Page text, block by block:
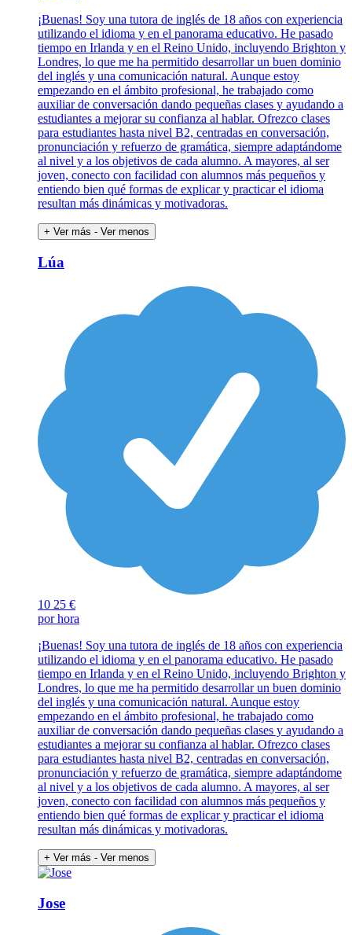
¡Buenas! Soy una tutora de inglés de 18 años con experiencia
utilizando el idioma y en el panorama educativo. He pasado
tiempo en Irlanda y en el Reino Unido, incluyendo Brighton y
Londres, lo que me ha permitido desarrollar un buen dominio
del inglés y una comunicación natural. Aunque estoy
empezando en el ámbito profesional, he trabajado como
auxiliar de conversación dando pequeñas clases y ayudando a
estudiantes a mejorar su confianza al hablar. Ofrezco clases
para estudiantes hasta nivel B2, centradas en conversación,
pronunciación y refuerzo de gramática, siempre adaptándome
al nivel y a los objetivos de cada alumno. A mayores, al ser
joven, conecto con facilidad con alumnos más pequeños y
entiendo bien qué formas de explicar y practicar el idioma
resultan más dinámicas y motivadoras.
+ Ver más - Ver menos
Lúa
10 25 €
por hora
¡Buenas! Soy una tutora de inglés de 18 años con experiencia
utilizando el idioma y en el panorama educativo. He pasado
tiempo en Irlanda y en el Reino Unido, incluyendo Brighton y
Londres, lo que me ha permitido desarrollar un buen dominio
del inglés y una comunicación natural. Aunque estoy
empezando en el ámbito profesional, he trabajado como
auxiliar de conversación dando pequeñas clases y ayudando a
estudiantes a mejorar su confianza al hablar. Ofrezco clases
para estudiantes hasta nivel B2, centradas en conversación,
pronunciación y refuerzo de gramática, siempre adaptándome
al nivel y a los objetivos de cada alumno. A mayores, al ser
joven, conecto con facilidad con alumnos más pequeños y
entiendo bien qué formas de explicar y practicar el idioma
resultan más dinámicas y motivadoras.
+ Ver más - Ver menos
Jose